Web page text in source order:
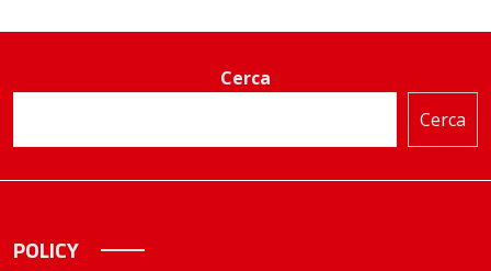
Cerca
Cerca
POLICY